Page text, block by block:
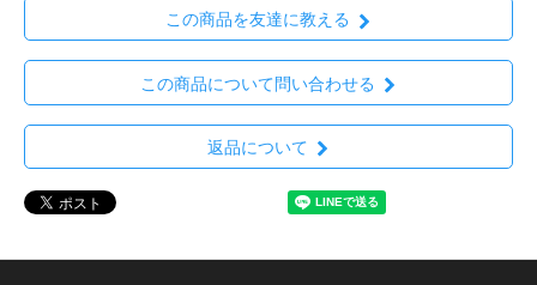
この商品を友達に教える
この商品について問い合わせる
返品について